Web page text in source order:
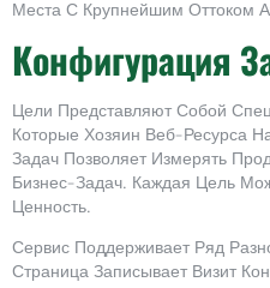
Места С Крупнейшим Оттоком
Конфигурация
Цели Представляют Собой
Которые Хозяин Веб-Ресурса
Задач Позволяет Измерять
Бизнес-Задач. Каждая Цель
Ценность.
Сервис Поддерживает Ряд
Страница Записывает Визит